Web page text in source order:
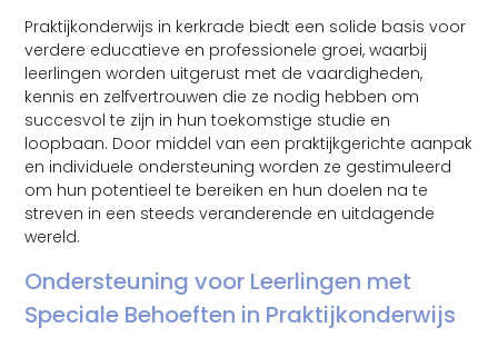
Praktijkonderwijs in kerkrade biedt een solide basis voor
verdere educatieve en professionele groei, waarbij
leerlingen worden uitgerust met de vaardigheden,
kennis en zelfvertrouwen die ze nodig hebben om
succesvol te zijn in hun toekomstige studie en
loopbaan. Door middel van een praktijkgerichte aanpak
en individuele ondersteuning worden ze gestimuleerd
om hun potentieel te bereiken en hun doelen na te
streven in een steeds veranderende en uitdagende
wereld.
Ondersteuning voor Leerlingen met
Speciale Behoeften in Praktijkonderwijs